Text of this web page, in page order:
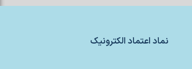
نماد اعتماد الکترونیک